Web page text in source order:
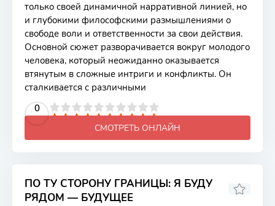
только своей динамичной нарративной линией, но
и глубокими философскими размышлениями о
свободе воли и ответственности за свои действия.
Основной сюжет разворачивается вокруг молодого
человека, который неожиданно оказывается
втянутым в сложные интриги и конфликты. Он
сталкивается с различными
0
4 5 6 7 8 9 10
СМОТРЕТЬ ОНЛАЙН
ПО ТУ СТОРОНУ ГРАНИЦЫ: Я БУДУ
РЯДОМ — БУДУЩЕЕ
8.14